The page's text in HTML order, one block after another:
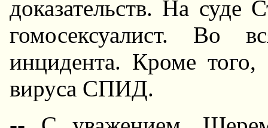
доказательств. Hа суде
гомосексуалист. Во
инцидента. Кроме
вируса СПИД.